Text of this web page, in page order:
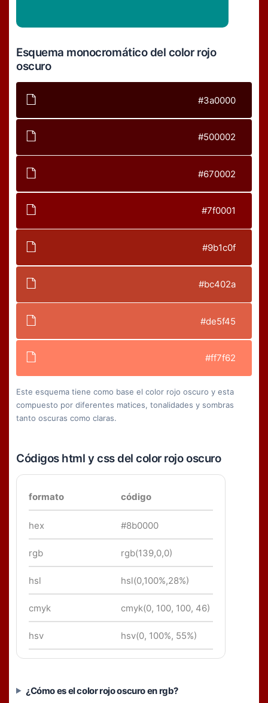
Esquema monocromático del color rojo
oscuro
#3a0000
#500002
#670002
#7f0001
#9b1c0f
#bc402a
#de5f45
#ff7f62
Este esquema tiene como base el color rojo oscuro y esta
compuesto por diferentes matices, tonalidades y sombras
tanto oscuras como claras.
Códigos html y css del color rojo oscuro
formato código
hex #8b0000
rgb rgb(139,0,0)
hsl hsl(0,100%,28%)
cmyk cmyk(0, 100, 100, 46)
hsv hsv(0, 100%, 55%)
¿Cómo es el color rojo oscuro en rgb?